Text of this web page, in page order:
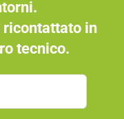
in
tecnico.